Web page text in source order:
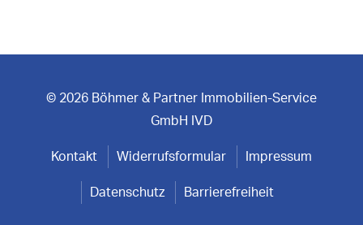
© 2026 Böhmer & Partner Immobilien-Service
GmbH IVD
Kontakt Widerrufsformular Impressum
Datenschutz Barrierefreiheit